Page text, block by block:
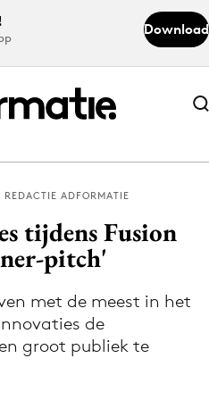
Download
Abonneer nu
Abonneer nu
de app
via de Adformatie
app
REDACTIE ADFORMATIE
tijdens Fusion
pitch'
met de meest in het
de
groot publiek te